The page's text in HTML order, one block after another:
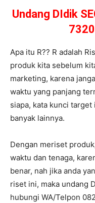
Undang DIdik
Apa itu R?? R adalah
produk kita sebelum
marketing, karena
waktu yang panjang
siapa, kata kunci
banyak lainnya.
Dengan meriset
waktu dan tenaga,
benar, nah jika anda
riset ini, maka undang
hubungi WA/Telpon